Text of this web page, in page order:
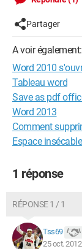
Partager
A voir également:
Word 2010
Tableau word
Save as pdf
Word 2013
Comment
Espace
1 réponse
RÉPONSE 1 / 1
Tss69
25 oct.